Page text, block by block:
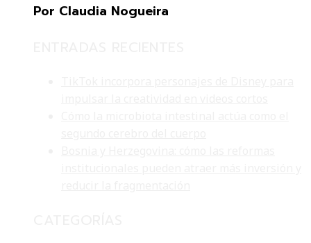
Por Claudia Nogueira